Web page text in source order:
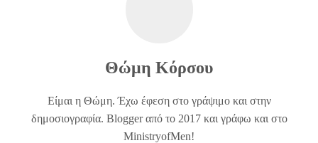
Θώμη Κόρσου
Είμαι η Θώμη. Έχω έφεση στο γράψιμο και στην
δημοσιογραφία. Blogger από το 2017 και γράφω και στο
MinistryofMen!